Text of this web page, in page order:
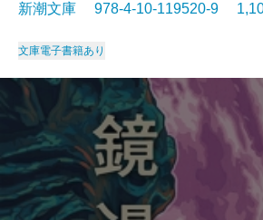
新潮文庫 978-4-10-119520-9
文庫電子書籍あり